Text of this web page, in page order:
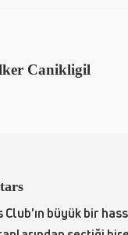
Canikligil
Club'ın büyük bir